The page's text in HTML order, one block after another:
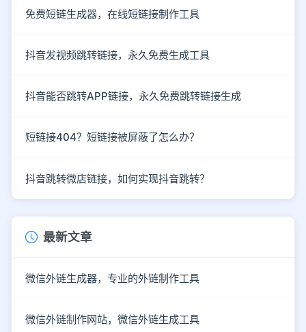
免费短链生成器，在线短链接制作工具
抖音发视频跳转链接，永久免费生成工具
抖音能否跳转APP链接，永久免费跳转链接生成
短链接404？短链接被屏蔽了怎么办？
抖音跳转微店链接，如何实现抖音跳转？
最新文章
微信外链生成器，专业的外链制作工具
微信外链制作网站，微信外链生成工具